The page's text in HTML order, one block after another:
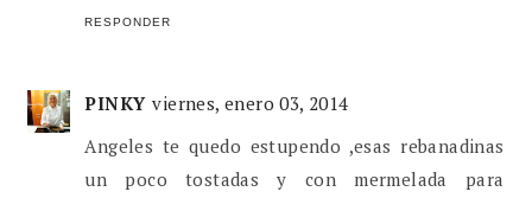
RESPONDER
PINKY viernes, enero 03, 2014
Angeles te quedo estupendo ,esas rebanadinas
un poco tostadas y con mermelada para